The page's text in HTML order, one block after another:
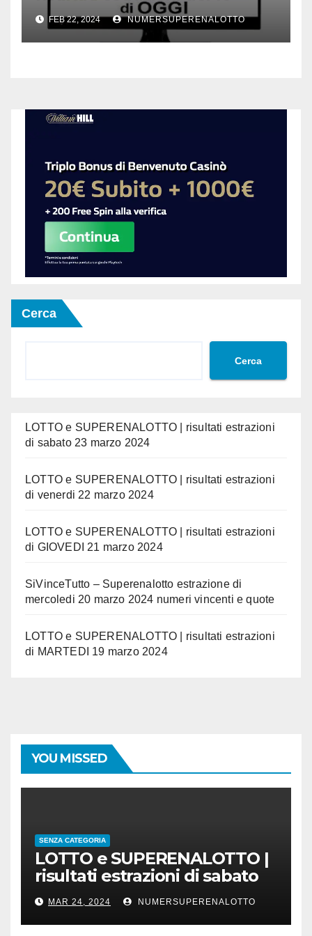
febbraio 2024
FEB 22, 2024 NUMERSUPERENALOTTO
Cerca
Cerca
LOTTO e SUPERENALOTTO | risultati estrazioni
di sabato 23 marzo 2024
LOTTO e SUPERENALOTTO | risultati estrazioni
di venerdi 22 marzo 2024
LOTTO e SUPERENALOTTO | risultati estrazioni
di GIOVEDI 21 marzo 2024
SiVinceTutto – Superenalotto estrazione di
mercoledi 20 marzo 2024 numeri vincenti e quote
LOTTO e SUPERENALOTTO | risultati estrazioni
di MARTEDI 19 marzo 2024
YOU MISSED
SENZA CATEGORIA
LOTTO e SUPERENALOTTO |
risultati estrazioni di sabato
23 marzo 2024
MAR 24, 2024 NUMERSUPERENALOTTO